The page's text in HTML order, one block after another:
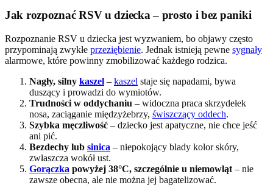
Jak rozpoznać RSV u dziecka – prosto i bez paniki
Rozpoznanie RSV u dziecka jest wyzwaniem, bo objawy często
przypominają zwykłe przeziębienie. Jednak istnieją pewne sygnały
alarmowe, które powinny zmobilizować każdego rodzica.
Nagły, silny kaszel – kaszel staje się napadami, bywa
duszący i prowadzi do wymiotów.
Trudności w oddychaniu – widoczna praca skrzydełek
nosa, zaciąganie międzyżebrzy, świszczący oddech.
Szybka męczliwość – dziecko jest apatyczne, nie chce jeść
ani pić.
Bezdechy lub sinica – niepokojący blady kolor skóry,
zwłaszcza wokół ust.
Gorączka powyżej 38°C, szczególnie u niemowląt – nie
zawsze obecna, ale nie można jej bagatelizować.